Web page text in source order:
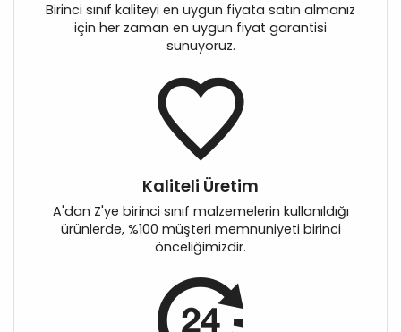
Birinci sınıf kaliteyi en uygun fiyata satın almanız
için her zaman en uygun fiyat garantisi
sunuyoruz.
Kaliteli Üretim
A'dan Z'ye birinci sınıf malzemelerin kullanıldığı
ürünlerde, %100 müşteri memnuniyeti birinci
önceliğimizdir.